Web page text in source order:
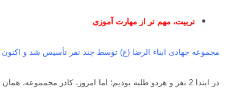
تربیت، مهم تر از مهارت آموزی
مجموعه جهادی ابناء الرضا (ع) توسط چند نفر تأسیس شد و اکنون
در ابتدا 2 نفر و هردو طلبه بودیم؛ اما امروز، کادر مجمموعه، همان نوجوانانی هستند که 8 سال پیش با ما در فضای جهادی ورود پیدا کردند و در حال حاضر دانشجو یا طلبه هستند.